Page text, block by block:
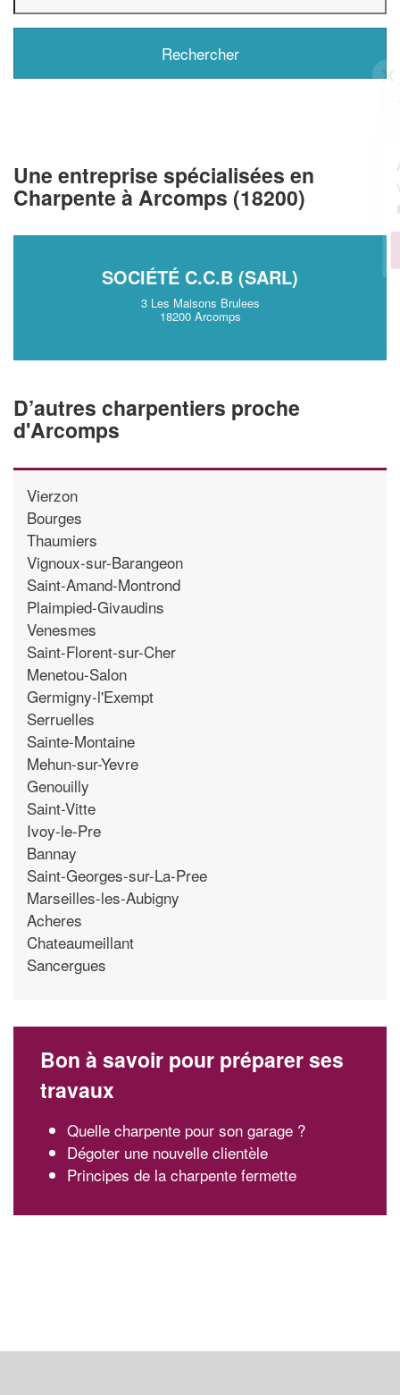
Une entreprise spécialisées en
Charpente à Arcomps (18200)
SOCIÉTÉ C.C.B (SARL)
3 Les Maisons Brulees
18200 Arcomps
D’autres charpentiers proche
d'Arcomps
Vierzon
Bourges
Thaumiers
Vignoux-sur-Barangeon
Saint-Amand-Montrond
Plaimpied-Givaudins
Venesmes
Saint-Florent-sur-Cher
Menetou-Salon
Germigny-l'Exempt
Serruelles
Sainte-Montaine
Mehun-sur-Yevre
Genouilly
Saint-Vitte
Ivoy-le-Pre
Bannay
Saint-Georges-sur-La-Pree
Marseilles-les-Aubigny
Acheres
Chateaumeillant
Sancergues
Bon à savoir pour préparer ses
travaux
Quelle charpente pour son garage ?
Dégoter une nouvelle clientèle
Principes de la charpente fermette
✕
Augmentez votre chiffre d'affaires
vos margestout en gagnant de
nouveaux clients!